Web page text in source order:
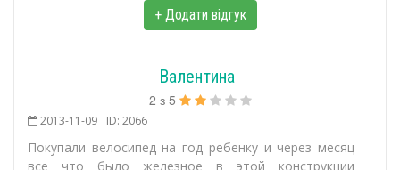
+ Додати відгук
Валентина
2 з 5
2013-11-09 ID: 2066
Покупали велосипед на год ребенку и через месяц
все что было железное в этой конструкции